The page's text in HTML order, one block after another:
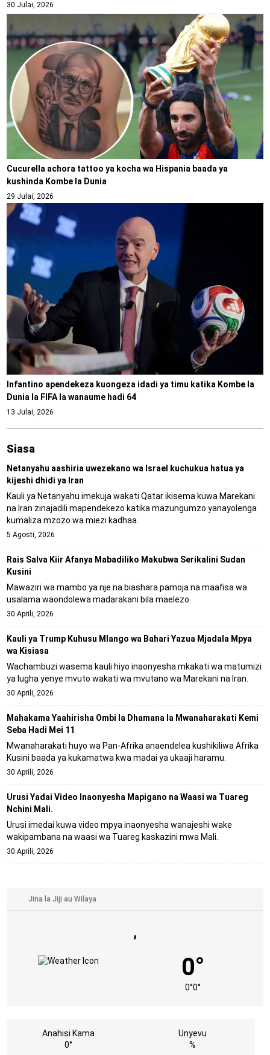
30 Julai, 2026
Cucurella achora tattoo ya kocha wa Hispania baada ya
kushinda Kombe la Dunia
29 Julai, 2026
Infantino apendekeza kuongeza idadi ya timu katika Kombe la
Dunia la FIFA la wanaume hadi 64
13 Julai, 2026
Siasa
Netanyahu aashiria uwezekano wa Israel kuchukua hatua ya
kijeshi dhidi ya Iran
Kauli ya Netanyahu imekuja wakati Qatar ikisema kuwa Marekani
na Iran zinajadili mapendekezo katika mazungumzo yanayolenga
kumaliza mzozo wa miezi kadhaa.
5 Agosti, 2026
Rais Salva Kiir Afanya Mabadiliko Makubwa Serikalini Sudan
Kusini
Mawaziri wa mambo ya nje na biashara pamoja na maafisa wa
usalama waondolewa madarakani bila maelezo.
30 Aprili, 2026
Kauli ya Trump Kuhusu Mlango wa Bahari Yazua Mjadala Mpya
wa Kisiasa
Wachambuzi wasema kauli hiyo inaonyesha mkakati wa matumizi
ya lugha yenye mvuto wakati wa mvutano wa Marekani na Iran.
30 Aprili, 2026
Mahakama Yaahirisha Ombi la Dhamana la Mwanaharakati Kemi
Seba Hadi Mei 11
Mwanaharakati huyo wa Pan-Afrika anaendelea kushikiliwa Afrika
Kusini baada ya kukamatwa kwa madai ya ukaaji haramu.
30 Aprili, 2026
Urusi Yadai Video Inaonyesha Mapigano na Waasi wa Tuareg
Nchini Mali.
Urusi imedai kuwa video mpya inaonyesha wanajeshi wake
wakipambana na waasi wa Tuareg kaskazini mwa Mali.
30 Aprili, 2026
,
0°
0°0°
Anahisi Kama
0°
Unyevu
%